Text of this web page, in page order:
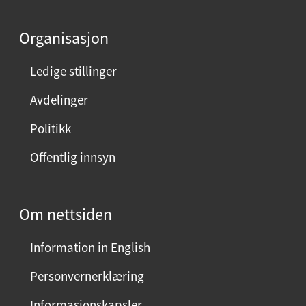
Organisasjon
Ledige stillinger
Avdelinger
Politikk
Offentlig innsyn
Om nettsiden
Information in English
Personvernerklæring